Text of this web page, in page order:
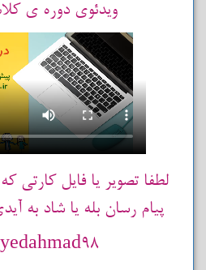
ویدئوی دوره ی
لطفا تصویر یا فایل کارتی
پیام رسان بله یا شاد به